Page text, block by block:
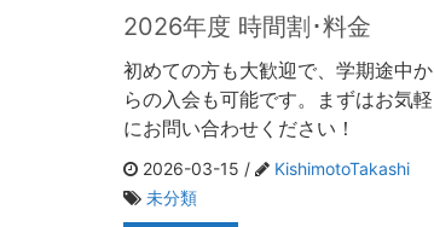
2026年度 時間割･料金
初めての方も大歓迎で、学期途中か
らの入会も可能です。まずはお気軽
にお問い合わせください！
2026-03-15 /
KishimotoTakashi
未分類